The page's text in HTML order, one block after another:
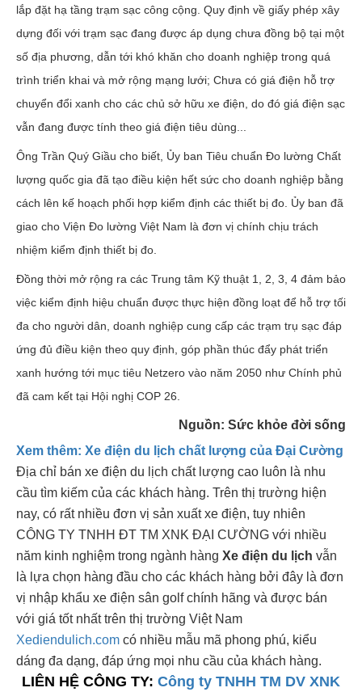
lắp đặt hạ tầng trạm sạc công cộng. Quy định về giấy phép xây
dựng đối với trạm sạc đang được áp dụng chưa đồng bộ tại một
số địa phương, dẫn tới khó khăn cho doanh nghiệp trong quá
trình triển khai và mở rộng mạng lưới; Chưa có giá điện hỗ trợ
chuyển đổi xanh cho các chủ sở hữu xe điện, do đó giá điện sạc
vẫn đang được tính theo giá điện tiêu dùng...
Ông Trần Quý Giầu cho biết, Ủy ban Tiêu chuẩn Đo lường Chất
lượng quốc gia đã tạo điều kiện hết sức cho doanh nghiệp bằng
cách lên kế hoạch phối hợp kiểm định các thiết bị đo. Ủy ban đã
giao cho Viện Đo lường Việt Nam là đơn vị chính chịu trách
nhiệm kiểm định thiết bị đo.
Đồng thời mở rộng ra các Trung tâm Kỹ thuật 1, 2, 3, 4 đảm bảo
việc kiểm định hiệu chuẩn được thực hiện đồng loạt để hỗ trợ tối
đa cho người dân, doanh nghiệp cung cấp các trạm trụ sạc đáp
ứng đủ điều kiện theo quy định, góp phần thúc đẩy phát triển
xanh hướng tới mục tiêu Netzero vào năm 2050 như Chính phủ
đã cam kết tại Hội nghị COP 26.
Nguồn: Sức khỏe đời sống
Xem thêm: Xe điện du lịch chất lượng của Đại Cường
Địa chỉ bán xe điện du lịch chất lượng cao luôn là nhu
cầu tìm kiếm của các khách hàng. Trên thị trường hiện
nay, có rất nhiều đơn vị sản xuất xe điện, tuy nhiên
CÔNG TY TNHH ĐT TM XNK ĐẠI CƯỜNG với nhiều
năm kinh nghiệm trong ngành hàng Xe điện du lịch vẫn
là lựa chọn hàng đầu cho các khách hàng bởi đây là đơn
vị nhập khẩu xe điện sân golf chính hãng và được bán
với giá tốt nhất trên thị trường Việt Nam
Xediendulich.com có nhiều mẫu mã phong phú, kiểu
dáng đa dạng, đáp ứng mọi nhu cầu của khách hàng.
LIÊN HỆ CÔNG TY: Công ty TNHH TM DV XNK